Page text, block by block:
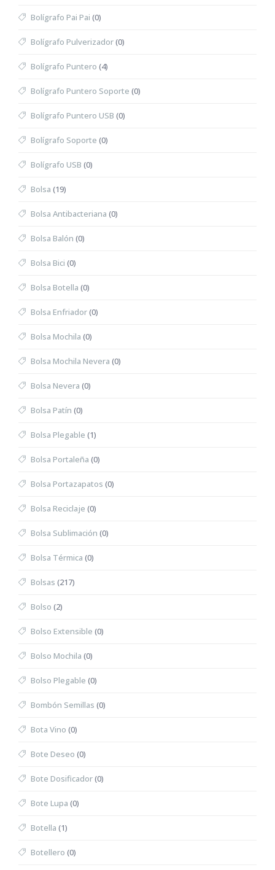
Bolígrafo Pai Pai (0)
Bolígrafo Pulverizador(0)
Bolígrafo Puntero (4)
Bolígrafo Puntero Soporte (0)
Bolígrafo Puntero USB (0)
Bolígrafo Soporte (0)
Bolígrafo USB (0)
Bolsa (19)
Bolsa Antibacteriana (0)
Bolsa Balón (0)
Bolsa Bici (0)
Bolsa Botella (0)
Bolsa Enfriador(0)
Bolsa Mochila (0)
Bolsa Mochila Nevera (0)
Bolsa Nevera (0)
Bolsa Patín (0)
Bolsa Plegable (1)
Bolsa Portaleña (0)
Bolsa Portazapatos (0)
Bolsa Reciclaje (0)
Bolsa Sublimación (0)
Bolsa Térmica (0)
Bolsas (217)
Bolso (2)
Bolso Extensible (0)
Bolso Mochila (0)
Bolso Plegable (0)
Bombón Semillas (0)
Bota Vino (0)
Bote Deseo (0)
Bote Dosificador(0)
Bote Lupa (0)
Botella (1)
Botellero (0)